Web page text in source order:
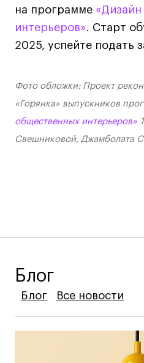
на программе
интерьеров». Старт
2025, успейте подать
Фото обложки: Проект
«Горянка» выпускников
общественных интерьеров»
Свешниковой, Джамболата
Блог
Блог
Блог
Блог Все новости
Все новости
Все новости